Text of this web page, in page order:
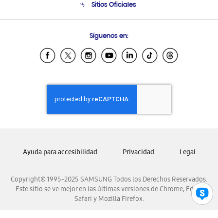
Soporte vía eMail
Sitios Oficiales
Samsung Ecuador
Samsung El Salvador
Samsung Honduras
Samsung Nicaragua
Samsung Panamá
Samsung Venezuela
Síguenos en:
Copyright© 1995-2025 SAMSUNG Todos los Derechos Reservados.
Este sitio se ve mejor en las últimas versiones de Chrome, Edge,
Safari y Mozilla Firefox.
Ayuda para accesibilidad Privacidad Legal